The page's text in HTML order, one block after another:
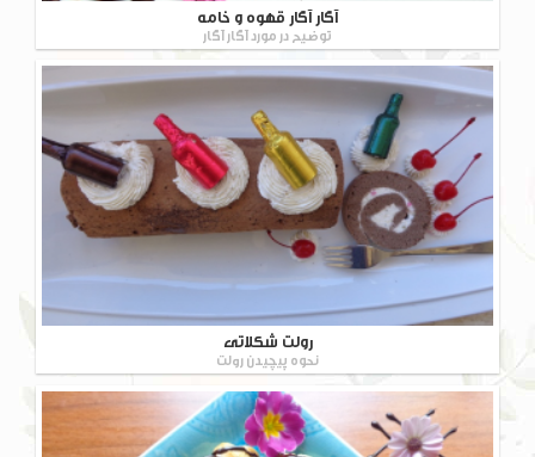
آگار آگار قهوه و خامه
توضیح در مورد آگار آگار
رولت شکلاتی
نحوه پیچیدن رولت